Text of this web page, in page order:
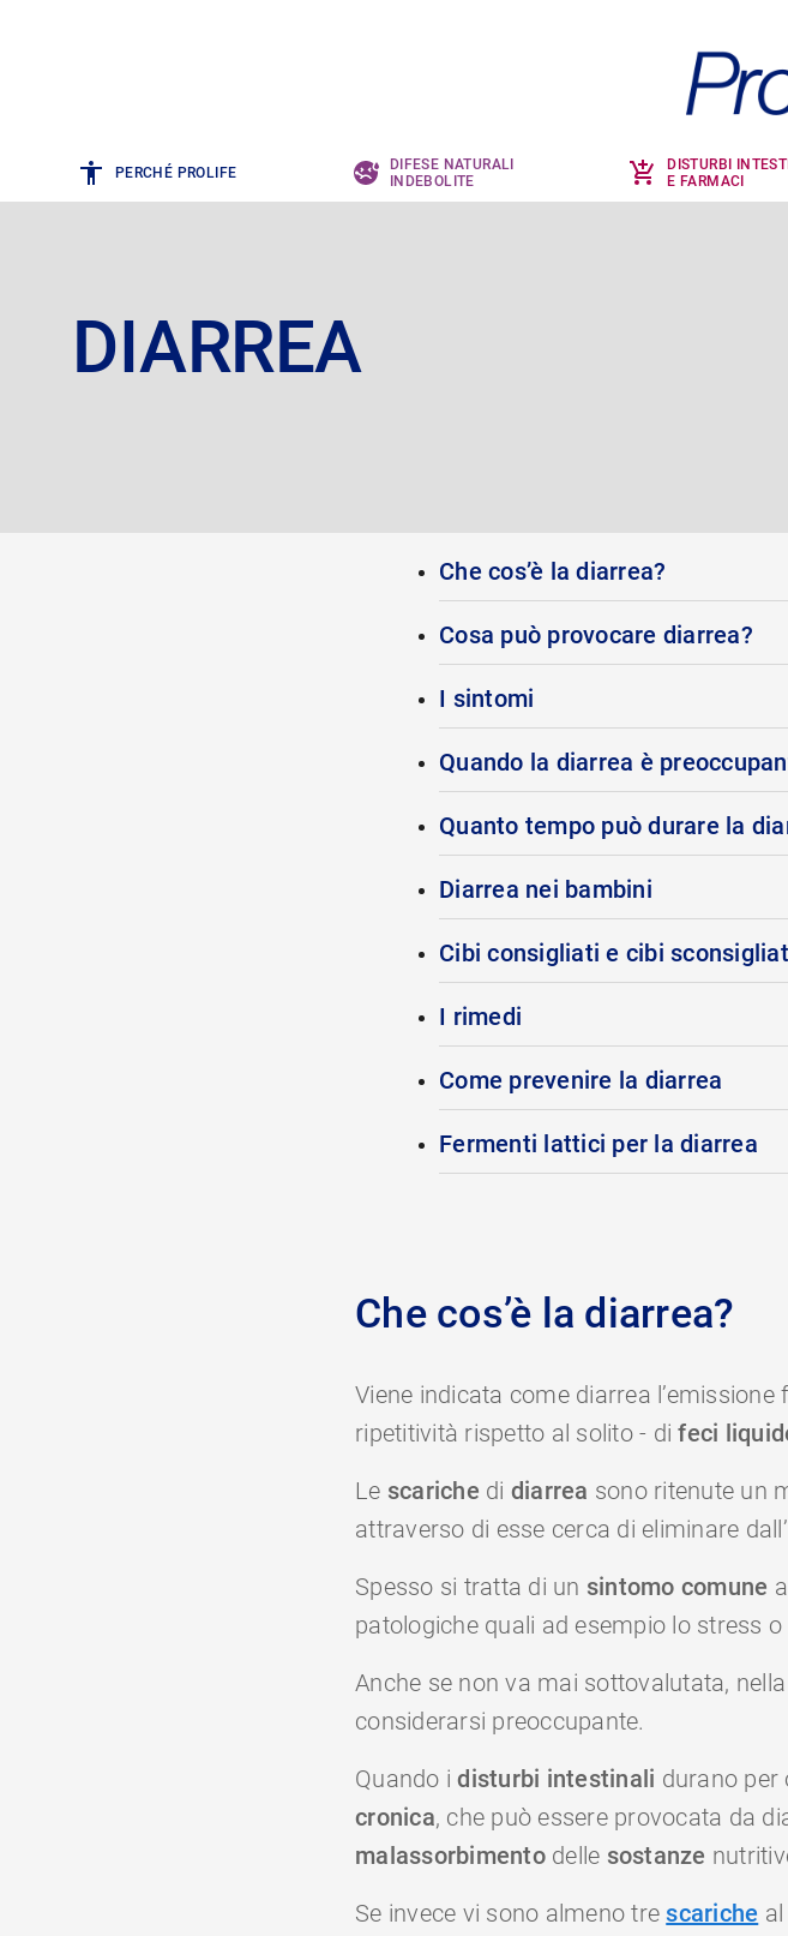
PERCHÉ PROLIFE
DIFESE NATURALI
INDEBOLITE
DISTURBI
E FARMACI
DIARREA
Che cos’è la diarrea?
Cosa può provocare diarrea?
I sintomi
Quando la diarrea è
Quanto tempo può durare la
Diarrea nei bambini
Cibi consigliati e cibi
I rimedi
Come prevenire la diarrea
Fermenti lattici per la diarrea
Che cos’è la diarrea?
Viene indicata come diarrea l’emissione
ripetitività rispetto al solito - difeci
Le scariche di diarrea sono ritenute un
attraverso di esse cerca di eliminare dall’
Spesso si tratta di un sintomo comune
patologiche quali ad esempio lo stress o
Anche se non va mai sottovalutata,
considerarsi preoccupante.
Quando idisturbi intestinali durano per
cronica, che può essere provocata da
malassorbimento delle sostanze
Se invece vi sono almeno trescariche